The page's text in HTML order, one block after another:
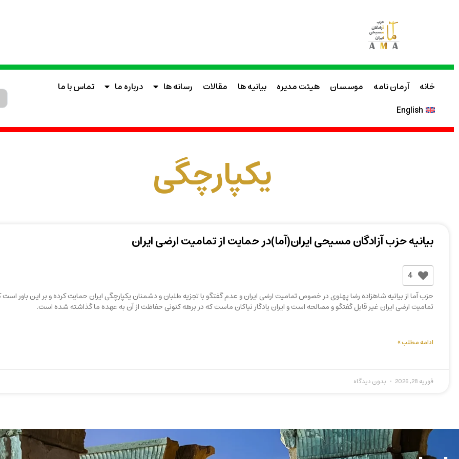
خانه آرمان نامه موسسان هیئت مدیره بیانیه ها مقالات رسانه ها درباره ما
تماس با ما
English
یکپارچگی
بیانیه حزب آزادگان مسیحی ایران(آما)در حمایت از تمامیت ارضی ایران
4
حزب آما از بیانیه شاهزاده رضا پهلوی در خصوص تمامیت ارضی ایران و عدم گفتگو با تجزیه طلبان و دشمنان یکپارچگی ایران حمایت کرده و بر این باور است
تمامیت ارضی ایران غیر قابل گفتگو و مصالحه است و ایران یادگار نیاکان ماست که در برهه کنونی حفاظت از آن به عهده ما گذاشته شده است.
ادامه مطلب »
فوریه 28, 2026 بدون دیدگاه